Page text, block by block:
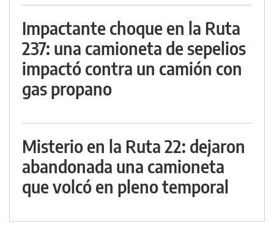
Impactante choque en la Ruta
237: una camioneta de sepelios
impactó contra un camión con
gas propano
Misterio en la Ruta 22: dejaron
abandonada una camioneta
que volcó en pleno temporal